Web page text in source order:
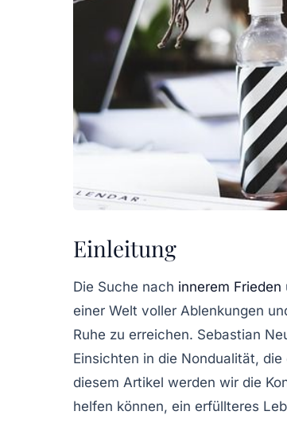
Einleitung
Die Suche nach innerem Frieden
einer Welt voller Ablenkungen
Ruhe zu erreichen. Sebastian
Einsichten in die Nondualität,
diesem Artikel werden wir die
helfen können, ein erfüllteres